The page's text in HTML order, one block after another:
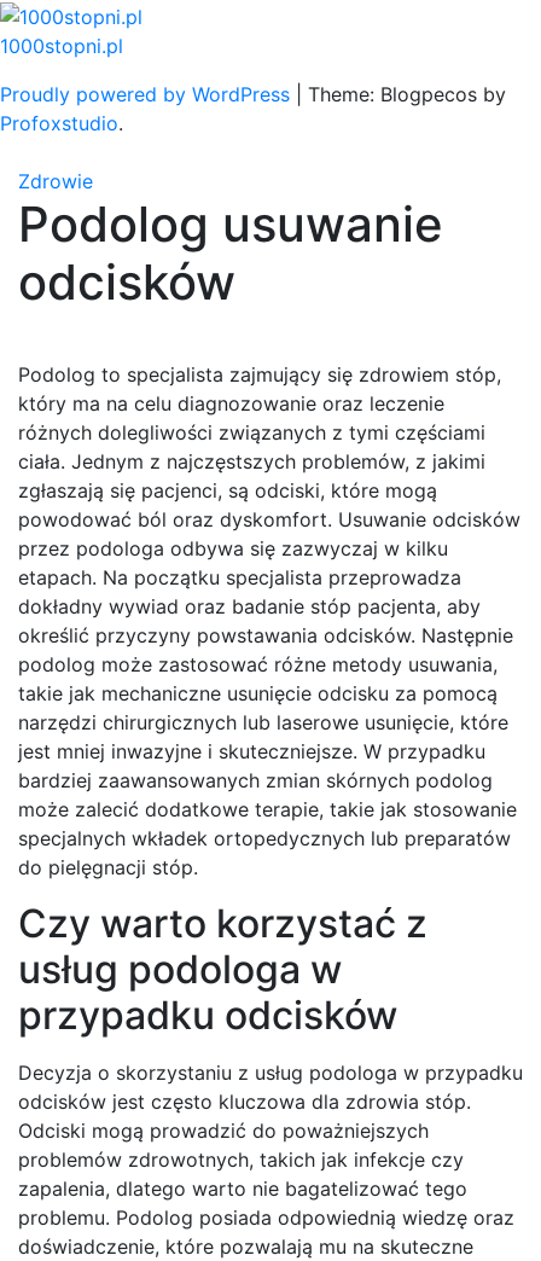
Skip
to
1000stopni.pl
Proudly powered by WordPress
Theme: Blogpecos by
Profoxstudio.
Zdrowie
Podolog usuwanie
odcisków
Podolog to specjalista zajmujący się zdrowiem stóp,
który ma na celu diagnozowanie oraz leczenie
różnych dolegliwości związanych z tymi częściami
ciała. Jednym z najczęstszych problemów, z jakimi
zgłaszają się pacjenci, są odciski, które mogą
powodować ból oraz dyskomfort. Usuwanie odcisków
przez podologa odbywa się zazwyczaj w kilku
etapach. Na początku specjalista przeprowadza
dokładny wywiad oraz badanie stóp pacjenta, aby
określić przyczyny powstawania odcisków. Następnie
podolog może zastosować różne metody usuwania,
takie jak mechaniczne usunięcie odcisku za pomocą
narzędzi chirurgicznych lub laserowe usunięcie, które
jest mniej inwazyjne i skuteczniejsze. W przypadku
bardziej zaawansowanych zmian skórnych podolog
może zalecić dodatkowe terapie, takie jak stosowanie
specjalnych wkładek ortopedycznych lub preparatów
do pielęgnacji stóp.
Czy warto korzystać z
usług podologa w
przypadku odcisków
Decyzja o skorzystaniu z usług podologa w przypadku
odcisków jest często kluczowa dla zdrowia stóp.
Odciski mogą prowadzić do poważniejszych
problemów zdrowotnych, takich jak infekcje czy
zapalenia, dlatego warto nie bagatelizować tego
problemu. Podolog posiada odpowiednią wiedzę oraz
doświadczenie, które pozwalają mu na skuteczne